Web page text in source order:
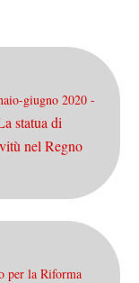
giugno 2020 -
statua di
nel Regno
per la Riforma